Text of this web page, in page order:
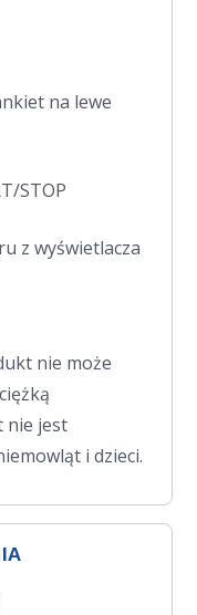
na lewe
STOP
z wyświetlacza
nie może
nie jest
i dzieci.